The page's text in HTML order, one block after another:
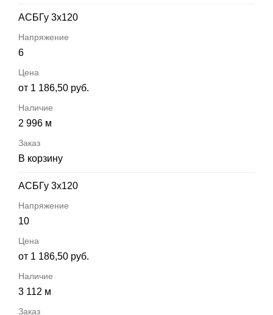
АСБГу 3х120
6
от 1 186,50 руб.
2 996 м
В корзину
АСБГу 3х120
10
от 1 186,50 руб.
3 112 м